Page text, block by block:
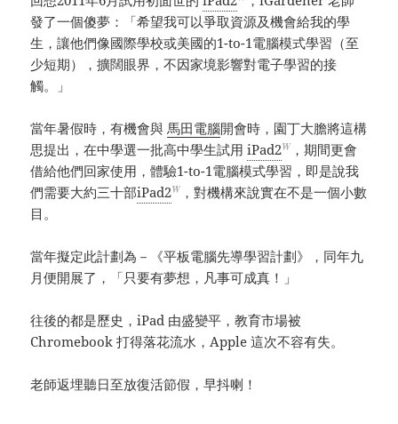
發了一個傻夢：「希望我可以爭取資源及機會給我的學
生，讓他們像國際學校或美國的1-to-1電腦模式學習（至
少短期），擴闊眼界，不因家境影響對電子學習的接
觸。」
當年暑假時，有機會與 馬田電腦開會時，園丁大膽將這構
思提出，在中學選一批高中學生試用iPad2W ，期間更會
借給他們回家使用，體驗1-to-1電腦模式學習，即是說我
們需要大約三十部iPad2W ，對機構來說實在不是一個小數
目。
當年擬定此計劃為－《平板電腦先導學習計劃》，同年九
月便開展了，「只要有夢想，凡事可成真！」
往後的都是歷史，iPad 由盛變平，教育市場被
Chromebook 打得落花流水，Apple 這次不容有失。
老師返埋聽日至放復活節假，早抖喇！